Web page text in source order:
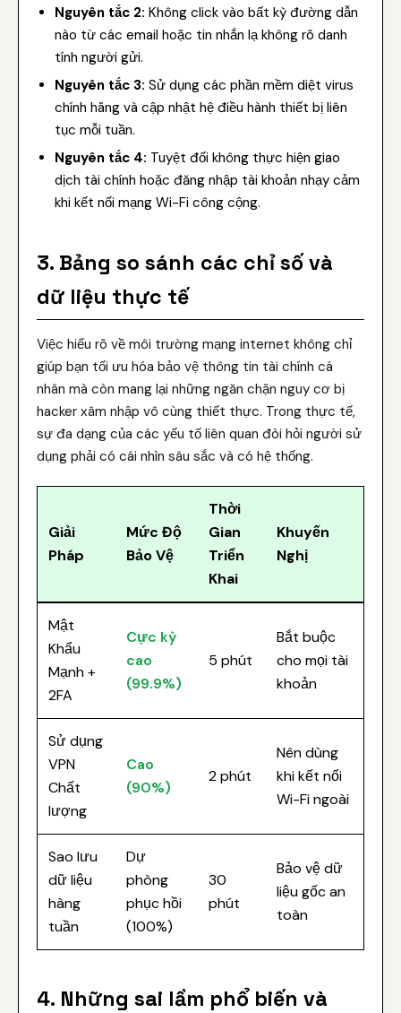
Nguyên tắc 2: Không click vào bất kỳ đường dẫn
nào từ các email hoặc tin nhắn lạ không rõ danh
tính người gửi.
Nguyên tắc 3: Sử dụng các phần mềm diệt virus
chính hãng và cập nhật hệ điều hành thiết bị liên
tục mỗi tuần.
Nguyên tắc 4: Tuyệt đối không thực hiện giao
dịch tài chính hoặc đăng nhập tài khoản nhạy cảm
khi kết nối mạng Wi-Fi công cộng.
3. Bảng so sánh các chỉ số và
dữ liệu thực tế
Việc hiểu rõ về môi trường mạng internet không chỉ
giúp bạn tối ưu hóa bảo vệ thông tin tài chính cá
nhân mà còn mang lại những ngăn chặn nguy cơ bị
hacker xâm nhập vô cùng thiết thực. Trong thực tế,
sự đa dạng của các yếu tố liên quan đòi hỏi người sử
dụng phải có cái nhìn sâu sắc và có hệ thống.
Giải
Pháp
Mức Độ
Bảo Vệ
Thời
Gian
Triển
Khai
Khuyến
Nghị
Mật
Khẩu
Mạnh +
2FA
Cực kỳ
cao
(99.9%)
5 phút
Bắt buộc
cho mọi tài
khoản
Sử dụng
VPN
Chất
lượng
Cao
(90%)
2 phút
Nên dùng
khi kết nối
Wi-Fi ngoài
Sao lưu
dữ liệu
hàng
tuần
Dự
phòng
phục hồi
(100%)
30
phút
Bảo vệ dữ
liệu gốc an
toàn
4. Những sai lầm phổ biến và